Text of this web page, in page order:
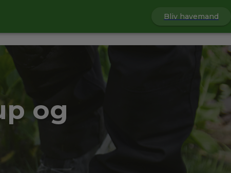
Bliv havemand
og